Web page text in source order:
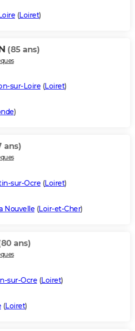
(Loiret)
(85 ans)
sur-Loire (Loiret)
)
ans)
sur-Ocre (Loiret)
Nouvelle (Loir-et-Cher)
ans)
sur-Ocre (Loiret)
(Loiret)